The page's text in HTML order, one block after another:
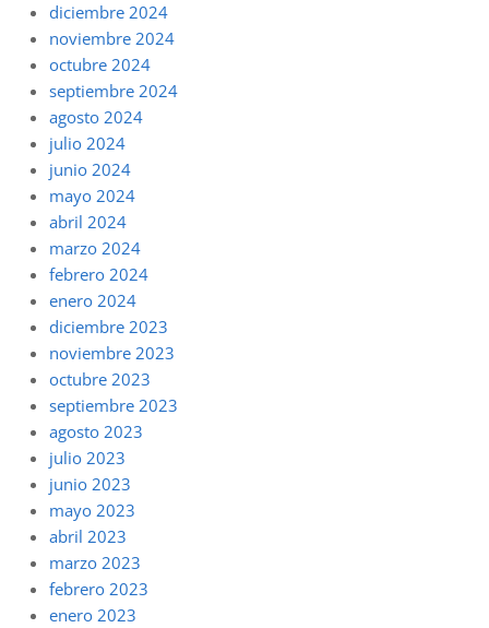
diciembre 2024
noviembre 2024
octubre 2024
septiembre 2024
agosto 2024
julio 2024
junio 2024
mayo 2024
abril 2024
marzo 2024
febrero 2024
enero 2024
diciembre 2023
noviembre 2023
octubre 2023
septiembre 2023
agosto 2023
julio 2023
junio 2023
mayo 2023
abril 2023
marzo 2023
febrero 2023
enero 2023